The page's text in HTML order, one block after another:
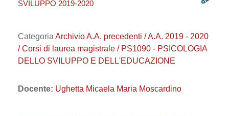
SVILUPPO 2019-2020
Categoria Archivio A.A. precedenti / A.A. 2019 - 2020
/ Corsi di laurea magistrale / PS1090 - PSICOLOGIA
DELLO SVILUPPO E DELL'EDUCAZIONE
Docente: Ughetta Micaela Maria Moscardino